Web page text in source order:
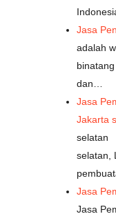
Jasa
adalah
dan…
Jasa
Jakarta
selatan
selatan,
Jasa
Jasa